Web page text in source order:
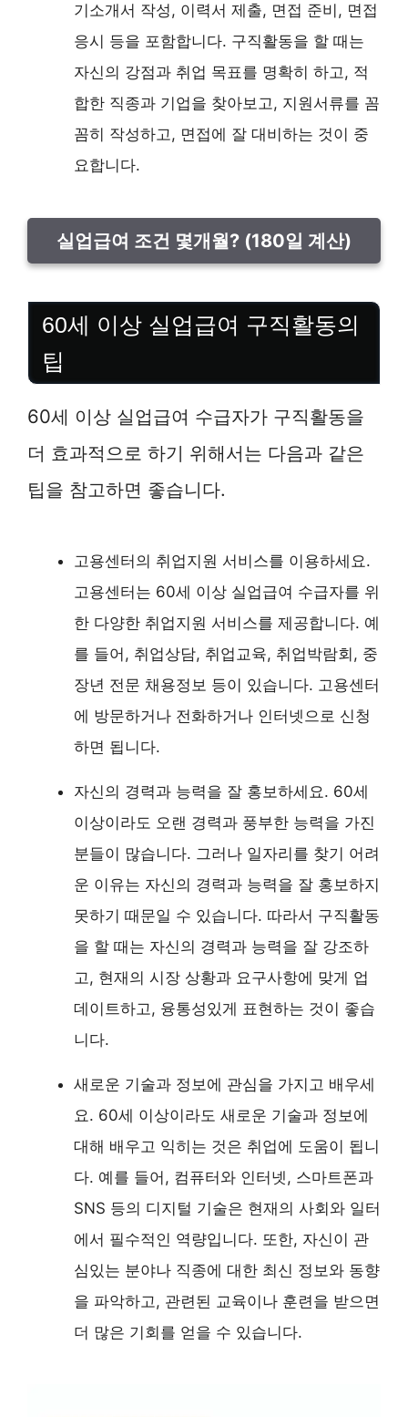
기소개서 작성, 이력서 제출, 면접 준비, 면접
응시 등을 포함합니다. 구직활동을 할 때는
자신의 강점과 취업 목표를 명확히 하고, 적
합한 직종과 기업을 찾아보고, 지원서류를 꼼
꼼히 작성하고, 면접에 잘 대비하는 것이 중
요합니다.
실업급여 조건 몇개월? (180일 계산)
60세 이상 실업급여 구직활동의
팁
60세 이상 실업급여 수급자가 구직활동을
더 효과적으로 하기 위해서는 다음과 같은
팁을 참고하면 좋습니다.
고용센터의 취업지원 서비스를 이용하세요.
고용센터는 60세 이상 실업급여 수급자를 위
한 다양한 취업지원 서비스를 제공합니다. 예
를 들어, 취업상담, 취업교육, 취업박람회, 중
장년 전문 채용정보 등이 있습니다. 고용센터
에 방문하거나 전화하거나 인터넷으로 신청
하면 됩니다.
자신의 경력과 능력을 잘 홍보하세요. 60세
이상이라도 오랜 경력과 풍부한 능력을 가진
분들이 많습니다. 그러나 일자리를 찾기 어려
운 이유는 자신의 경력과 능력을 잘 홍보하지
못하기 때문일 수 있습니다. 따라서 구직활동
을 할 때는 자신의 경력과 능력을 잘 강조하
고, 현재의 시장 상황과 요구사항에 맞게 업
데이트하고, 융통성있게 표현하는 것이 좋습
니다.
새로운 기술과 정보에 관심을 가지고 배우세
요. 60세 이상이라도 새로운 기술과 정보에
대해 배우고 익히는 것은 취업에 도움이 됩니
다. 예를 들어, 컴퓨터와 인터넷, 스마트폰과
SNS 등의 디지털 기술은 현재의 사회와 일터
에서 필수적인 역량입니다. 또한, 자신이 관
심있는 분야나 직종에 대한 최신 정보와 동향
을 파악하고, 관련된 교육이나 훈련을 받으면
더 많은 기회를 얻을 수 있습니다.